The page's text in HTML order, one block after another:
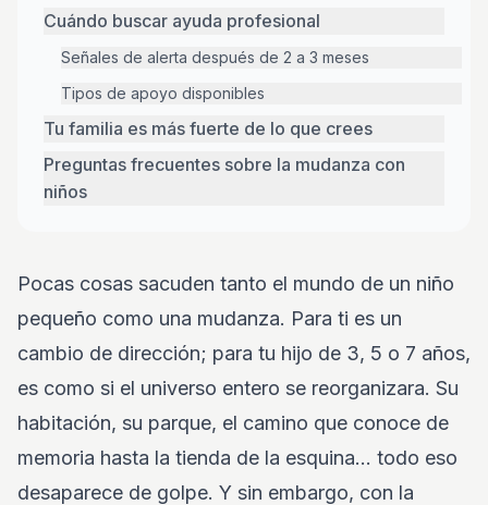
Cuándo buscar ayuda profesional
Señales de alerta después de 2 a 3 meses
Tipos de apoyo disponibles
Tu familia es más fuerte de lo que crees
Preguntas frecuentes sobre la mudanza con
niños
Pocas cosas sacuden tanto el mundo de un niño
pequeño como una mudanza. Para ti es un
cambio de dirección; para tu hijo de 3, 5 o 7 años,
es como si el universo entero se reorganizara. Su
habitación, su parque, el camino que conoce de
memoria hasta la tienda de la esquina... todo eso
desaparece de golpe. Y sin embargo, con la